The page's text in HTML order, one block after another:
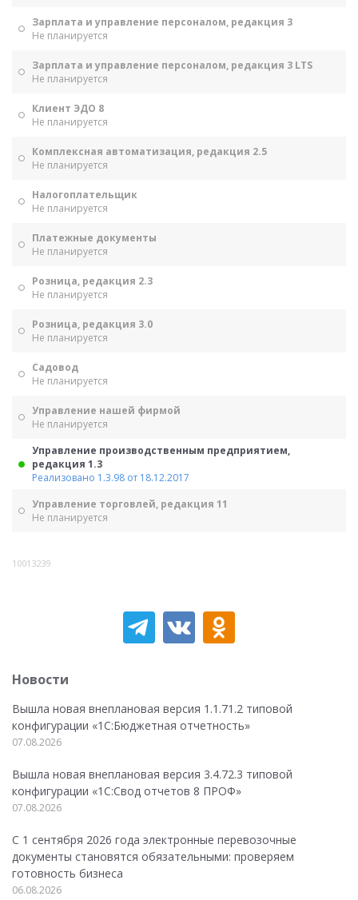
Зарплата и управление персоналом, редакция 3
Не планируется
Зарплата и управление персоналом, редакция 3 LTS
Не планируется
Клиент ЭДО 8
Не планируется
Комплексная автоматизация, редакция 2.5
Не планируется
Налогоплательщик
Не планируется
Платежные документы
Не планируется
Розница, редакция 2.3
Не планируется
Розница, редакция 3.0
Не планируется
Садовод
Не планируется
Управление нашей фирмой
Не планируется
Управление производственным предприятием,
редакция 1.3
Реализовано 1.3.98 от 18.12.2017
Управление торговлей, редакция 11
Не планируется
10013239
Новости
Вышла новая внеплановая версия 1.1.71.2 типовой
конфигурации «1C:Бюджетная отчетность»
07.08.2026
Вышла новая внеплановая версия 3.4.72.3 типовой
конфигурации «1C:Свод отчетов 8 ПРОФ»
07.08.2026
С 1 сентября 2026 года электронные перевозочные
документы становятся обязательными: проверяем
готовность бизнеса
06.08.2026